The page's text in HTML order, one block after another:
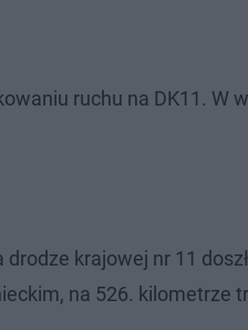
ruchu na DK11. W
krajowej nr 11
na 526. kilometrze